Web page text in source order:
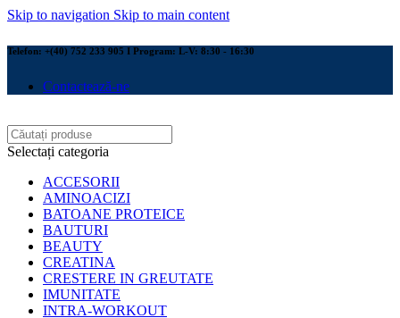
Skip to navigation Skip to main content
Telefon: +(40) 752 233 905 I Program: L-V: 8:30 - 16:30
Contactează-ne
Selectați categoria
ACCESORII
AMINOACIZI
BATOANE PROTEICE
BAUTURI
BEAUTY
CREATINA
CRESTERE IN GREUTATE
IMUNITATE
INTRA-WORKOUT